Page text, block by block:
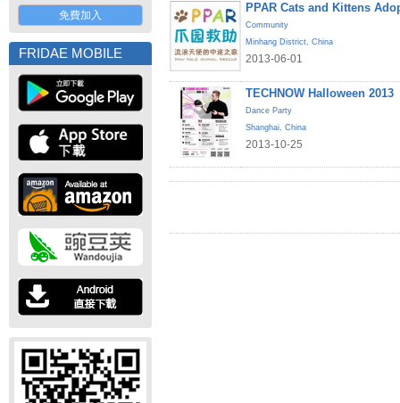
免費加入
FRIDAE MOBILE
PPAR Cats and Kittens
Community
Minhang District, China
2013-06-01
TECHNOW Halloween 2013
Dance Party
Shanghai, China
2013-10-25